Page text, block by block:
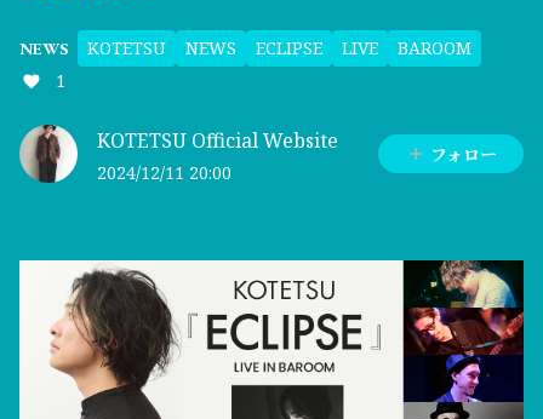
NEWS KOTETSU NEWS ECLIPSE LIVE
BAROOM
1
KOTETSU Official Website
2024/12/11 20:00
フォロー